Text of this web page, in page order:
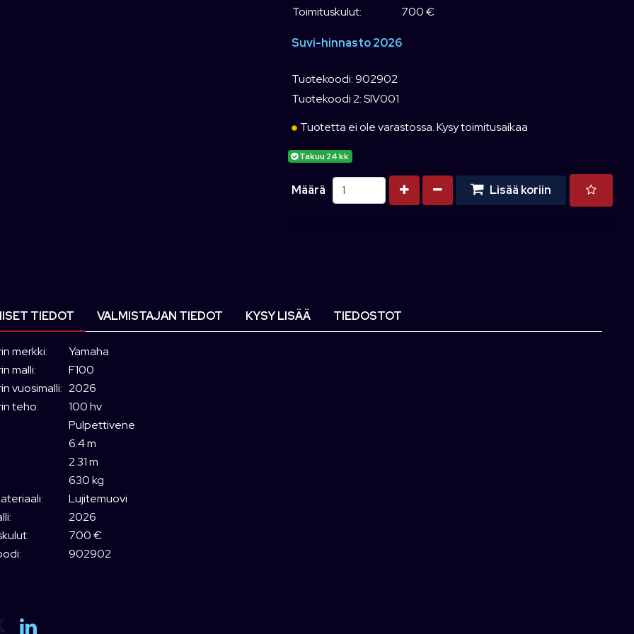
Toimituskulut:
700 €
Suvi-hinnasto 2026
Tuotekoodi: 902902
Tuotekoodi 2: SIV001
Tuotetta ei ole varastossa. Kysy toimitusaikaa
Takuu 24 kk
Määrä Kasvata määrää
Vähennä määrää
Lisää koriin
TIEDOT VALMISTAJAN TIEDOT KYSY LISÄÄ TIEDOSTOT
merkki:
Yamaha
malli:
F100
vuosimalli: 2026
teho:
100 hv
Pulpettivene
6.4 m
2.31 m
630 kg
Lujitemuovi
2026
700 €
902902